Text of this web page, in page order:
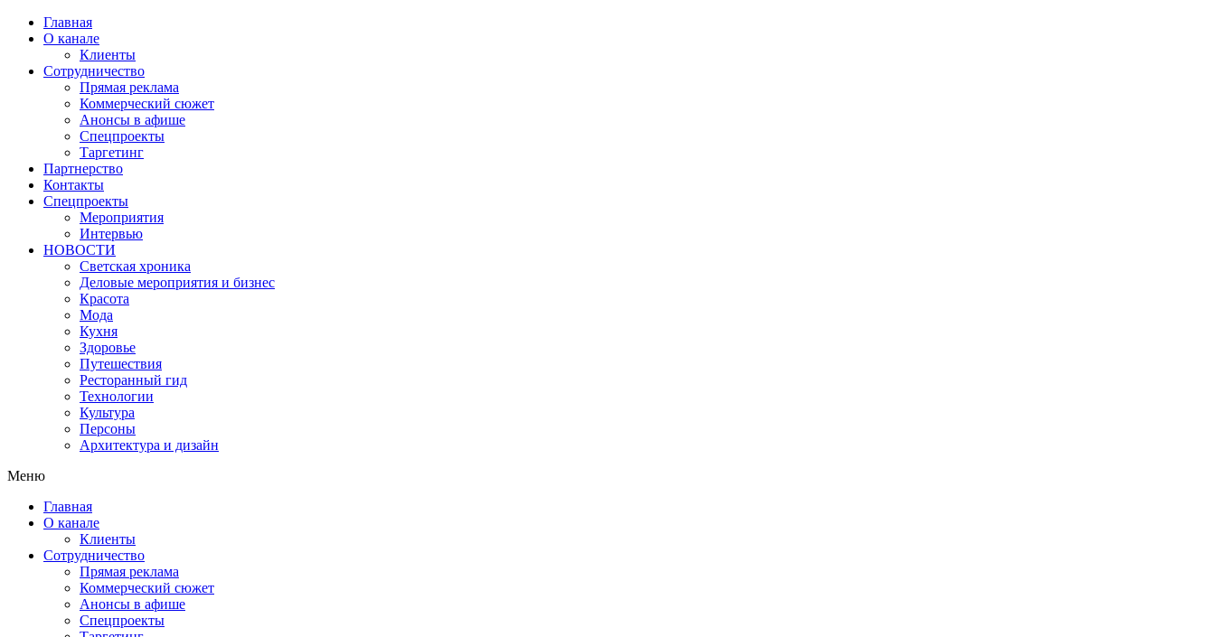
Главная
О канале
Клиенты
Сотрудничество
Прямая реклама
Коммерческий сюжет
Анонсы в афише
Cпецпроекты
Таргетинг
Партнерство
Контакты
Спецпроекты
Мероприятия
Интервью
НОВОСТИ
Светская хроника
Деловые мероприятия и бизнес
Красота
Мода
Кухня
Здоровье
Путешествия
Ресторанный гид
Технологии
Культура
Персоны
Архитектура и дизайн
Меню
Главная
О канале
Клиенты
Сотрудничество
Прямая реклама
Коммерческий сюжет
Анонсы в афише
Cпецпроекты